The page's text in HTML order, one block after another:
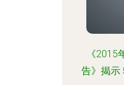
《
告》揭示